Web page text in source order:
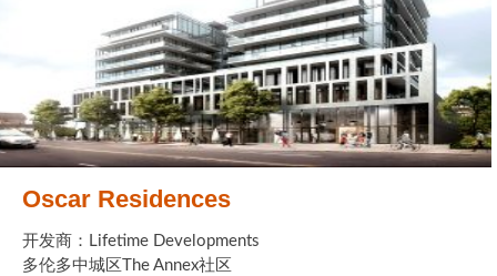
Oscar Residences
开发商：Lifetime Developments
多伦多中城区The Annex社区